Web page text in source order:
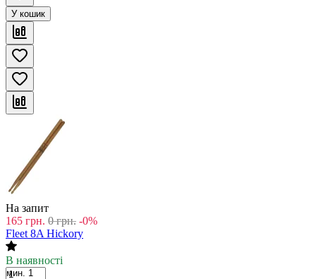
У кошик
На запит
165 грн. 0 грн. -0%
Fleet 8A Hickory
В наявності
мин. 1